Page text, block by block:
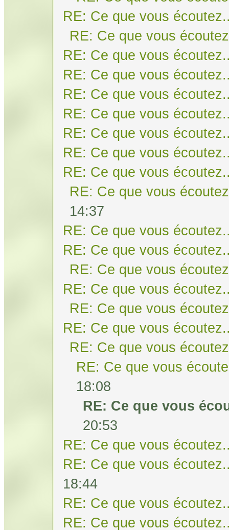
RE: Ce que vous
RE: Ce que vous
RE: Ce que vous
RE: Ce que vous
RE: Ce que vous
RE: Ce que vous
RE: Ce que vous
RE: Ce que vous
RE: Ce que vous
RE: Ce que vous
14:37
RE: Ce que vous
RE: Ce que vous
RE: Ce que vous
RE: Ce que vous
RE: Ce que vous
RE: Ce que vous
RE: Ce que vous
RE: Ce que vous
18:08
RE: Ce que vous
20:53
RE: Ce que vous
RE: Ce que vous
18:44
RE: Ce que vous
RE: Ce que vous